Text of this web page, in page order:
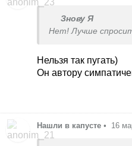
Знову Я
Нет! Лучше
Нельзя так пугать)
Он автору
Нашли в капусте • 16